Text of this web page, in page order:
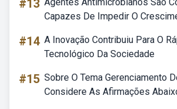
#13
Capazes De Impedir O
#14 A Inovação Contribuiu Para O
Tecnológico Da Sociedade
#15 Sobre O Tema Gerenciamento
Considere As Afirmações